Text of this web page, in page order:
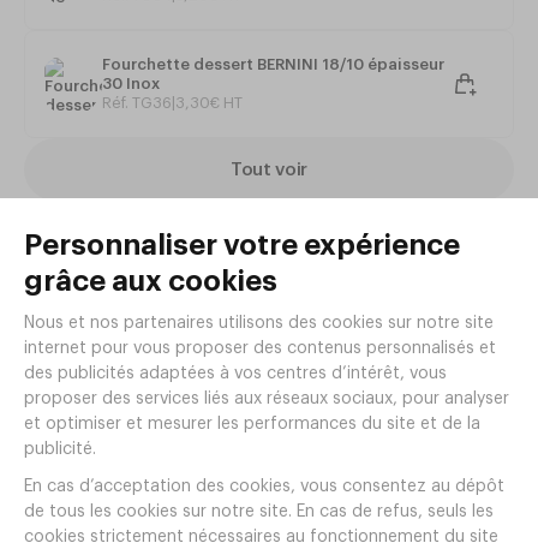
Fourchette dessert BERNINI 18/10 épaisseur
30 Inox
Réf. TG36 3 30€ HT
Tout voir
Articles complémentaires
Ø260xh45mm Porcelaine Marron
Réf. PE92 6,98€ HT/pièce
20,94€ HT